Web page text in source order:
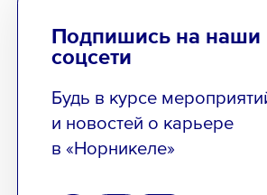
Подпишись на наши
соцсети
Будь в курсе
и новостей о карьере
в «Норникеле»